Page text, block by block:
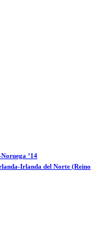
’14
Irlanda del Norte (Reino